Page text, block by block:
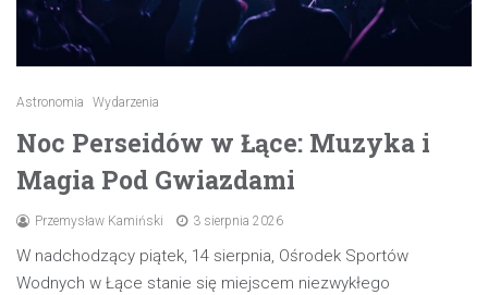
Astronomia Wydarzenia
Noc Perseidów w Łące: Muzyka i
Magia Pod Gwiazdami
Przemysław Kamiński 3 sierpnia 2026
W nadchodzący piątek, 14 sierpnia, Ośrodek Sportów
Wodnych w Łące stanie się miejscem niezwykłego